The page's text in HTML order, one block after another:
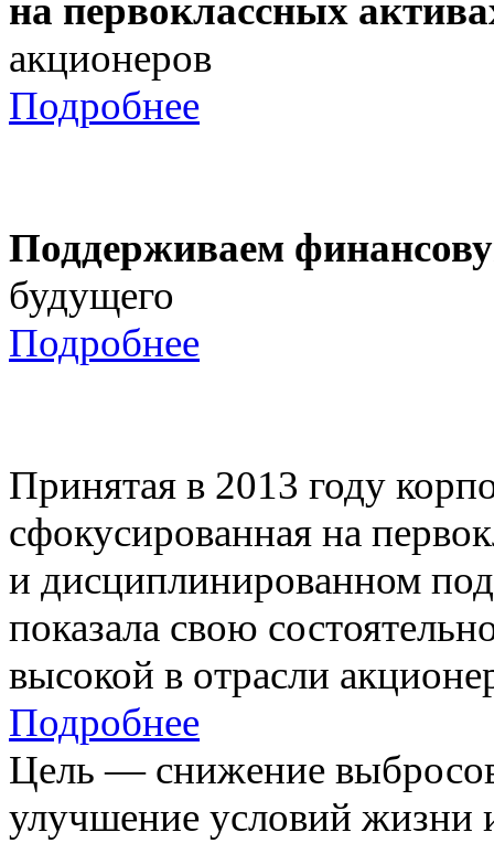
на первоклассных
акционеров
Подробнее
Поддерживаем
будущего
Подробнее
Принятая в 2013 году
сфокусированная на
и дисциплинированном
показала свою
высокой в отрасли
Подробнее
Цель — снижение
улучшение условий жизни